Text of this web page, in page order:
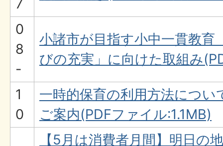
7
0
8
-
小諸市が目指す小中一貫教育
びの充実」に向けた取組み
1
0
一時的保育の利用方法につ
ご案内(PDFファイル:1.1MB)
【5月は消費者月間】明日の